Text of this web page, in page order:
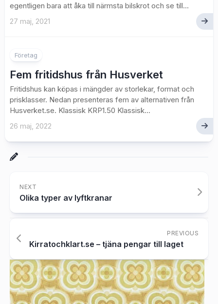
egentligen bara att åka till närmsta bilskrot och se till...
27 maj, 2021
Företag
Fem fritidshus från Husverket
Fritidshus kan köpas i mängder av storlekar, format och
prisklasser. Nedan presenteras fem av alternativen från
Husverket.se. Klassisk KRP1.50 Klassisk...
26 maj, 2022
NEXT
Olika typer av lyftkranar
PREVIOUS
Kirratochklart.se – tjäna pengar till laget